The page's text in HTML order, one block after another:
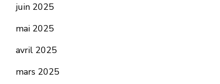
juin 2025
mai 2025
avril 2025
mars 2025